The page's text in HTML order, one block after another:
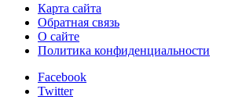
Карта сайта
Обратная связь
О сайте
Политика конфиденциальности
Facebook
Twitter